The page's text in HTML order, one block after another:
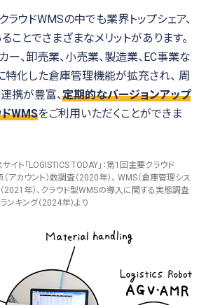
ラウドWMSの中でも業界トップシェア、
ことでさまざまなメリットがあります。
ー、卸売業、小売業、製造業、EC事業な
化した倉庫管理機能が拡充され、 周
携が豊富、定期的なバージョンアップ
WMSをご利用いただくことができま
イト「LOGISTICS TODAY」：第1回主要クラウド
アカウント）数調査（2020年）、 WMS（倉庫管理シス
2021年）、クラウド型WMSの導入に関する実態調査
ンキング（2024年）より